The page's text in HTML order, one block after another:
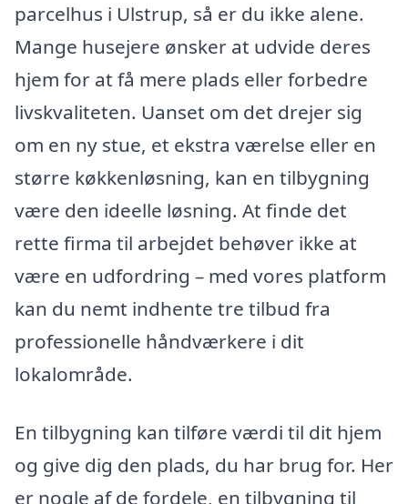
parcelhus i Ulstrup, så er du ikke alene.
Mange husejere ønsker at udvide deres
hjem for at få mere plads eller forbedre
livskvaliteten. Uanset om det drejer sig
om en ny stue, et ekstra værelse eller en
større køkkenløsning, kan en tilbygning
være den ideelle løsning. At finde det
rette firma til arbejdet behøver ikke at
være en udfordring – med vores platform
kan du nemt indhente tre tilbud fra
professionelle håndværkere i dit
lokalområde.
En tilbygning kan tilføre værdi til dit hjem
og give dig den plads, du har brug for. Her
er nogle af de fordele, en tilbygning til